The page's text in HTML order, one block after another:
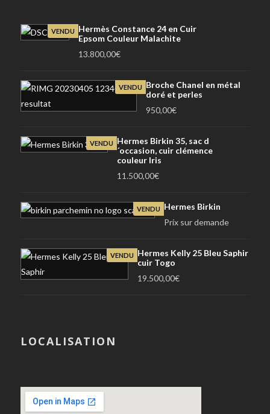
VENDU
Hermès Constance 24 en Cuir
Epsom Couleur Malachite
13.800,00€
VENDU
Broche Chanel en métal
doré et perles
950,00€
VENDU
Hermes Birkin 35, sac d
´occasion, cuir clémence
couleur Iris
11.500,00€
VENDU
Hermes Birkin
Prix sur demande
VENDU
Hermes Kelly 25 Bleu Saphir
cuir Togo
19.500,00€
LOCALISATION